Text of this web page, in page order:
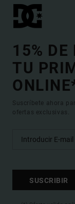
15% DE
TU
Suscríbete ahora
ofertas exclusivas.
SUSCRIBIR